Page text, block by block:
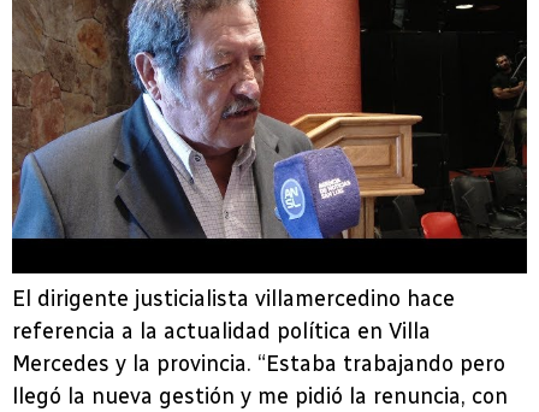
El dirigente justicialista villamercedino hace
referencia a la actualidad política en Villa
Mercedes y la provincia. “Estaba trabajando pero
llegó la nueva gestión y me pidió la renuncia, con